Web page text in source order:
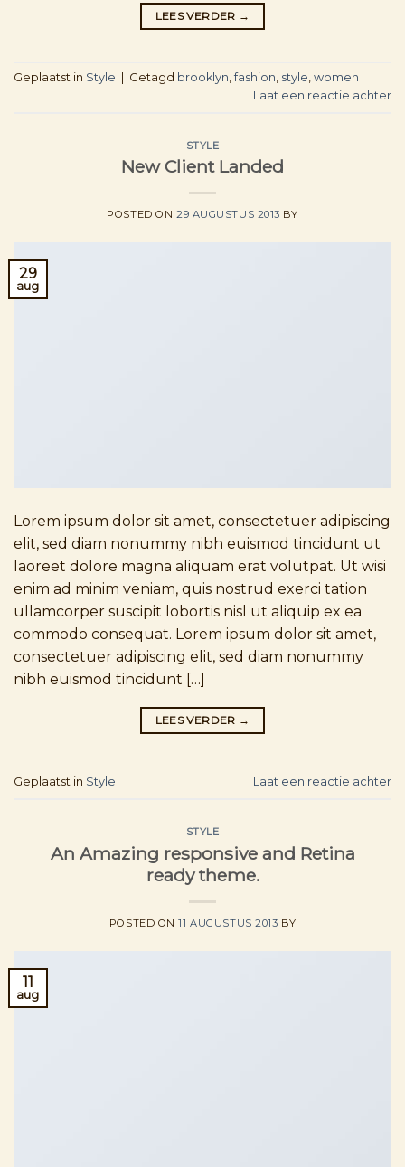
LEES VERDER →
Geplaatst in Style Getagd brooklyn,fashion, style, women
Laat een reactie achter
STYLE
New Client Landed
POSTED ON 29 AUGUSTUS 2013 BY
29
aug
Lorem ipsum dolor sit amet, consectetuer adipiscing
elit, sed diam nonummy nibh euismod tincidunt ut
laoreet dolore magna aliquam erat volutpat. Ut wisi
enim ad minim veniam, quis nostrud exerci tation
ullamcorper suscipit lobortis nisl ut aliquip ex ea
commodo consequat. Lorem ipsum dolor sit amet,
consectetuer adipiscing elit, sed diam nonummy
nibh euismod tincidunt […]
LEES VERDER →
Geplaatst in Style Laat een reactie achter
STYLE
An Amazing responsive and Retina
ready theme.
POSTED ON11 AUGUSTUS 2013 BY
11
aug